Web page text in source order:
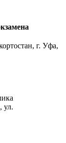
г. Уфа,
ул.